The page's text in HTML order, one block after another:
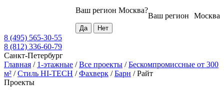
Москва
Ваш регион
Ваш регион Москва?
8 (495) 565-30-55
8 (812) 336-60-79
Санкт-Петербург
Главная / 1-этажные /Все проекты /Бескомпромиссные от 300
м² /Стиль HI-TECH /Фахверк /Барн /Райт
Проекты